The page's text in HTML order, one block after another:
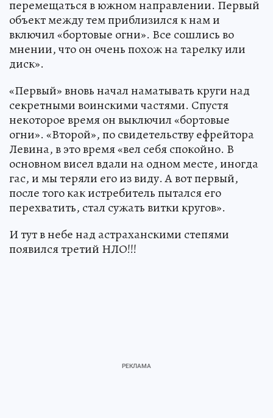
перемещаться в южном направлении. Первый
объект между тем приблизился к нам и
включил «бортовые огни». Все сошлись во
мнении, что он очень похож на тарелку или
диск».
«Первый» вновь начал наматывать круги над
секретными воинскими частями. Спустя
некоторое время он выключил «бортовые
огни». «Второй», по свидетельству ефрейтора
Левина, в это время «вел себя спокойно. В
основном висел вдали на одном месте, иногда
гас, и мы теряли его из виду. А вот первый,
после того как истребитель пытался его
перехватить, стал сужать витки кругов».
И тут в небе над астраханскими степями
появился третий НЛО!!!